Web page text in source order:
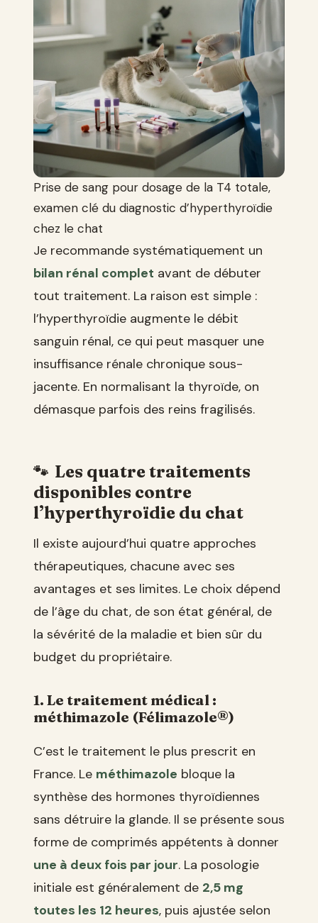
Prise de sang pour dosage de la T4 totale,
examen clé du diagnostic d’hyperthyroïdie
chez le chat
Je recommande systématiquement un
bilan rénal complet avant de débuter
tout traitement. La raison est simple :
l’hyperthyroïdie augmente le débit
sanguin rénal, ce qui peut masquer une
insuffisance rénale chronique sous-
jacente. En normalisant la thyroïde, on
démasque parfois des reins fragilisés.
Les quatre traitements
disponibles contre
l’hyperthyroïdie du chat
Il existe aujourd’hui quatre approches
thérapeutiques, chacune avec ses
avantages et ses limites. Le choix dépend
de l’âge du chat, de son état général, de
la sévérité de la maladie et bien sûr du
budget du propriétaire.
1. Le traitement médical :
méthimazole (Félimazole®)
C’est le traitement le plus prescrit en
France. Le méthimazole bloque la
synthèse des hormones thyroïdiennes
sans détruire la glande. Il se présente sous
forme de comprimés appétents à donner
une à deux fois par jour. La posologie
initiale est généralement de 2,5 mg
toutes les 12 heures, puis ajustée selon